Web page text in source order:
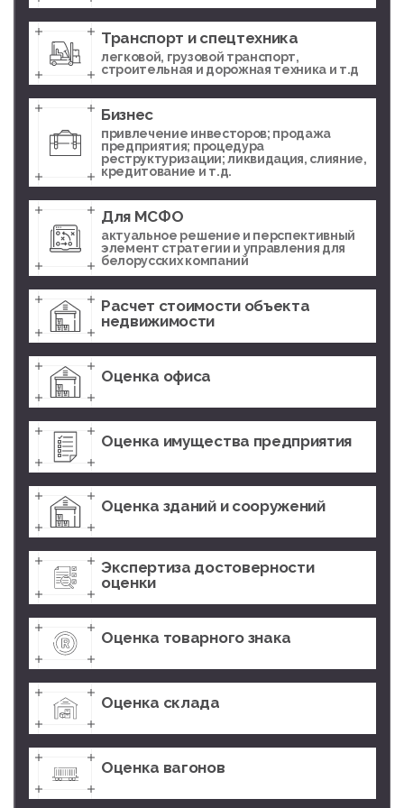
Транспорт и спецтехника
легковой, грузовой транспорт,
строительная и дорожная техника и т.д
Бизнес
привлечение инвесторов; продажа
предприятия; процедура
реструктуризации; ликвидация, слияние,
кредитование и т.д.
Для МСФО
актуальное решение и перспективный
элемент стратегии и управления для
белорусских компаний
Расчет стоимости объекта
недвижимости
Оценка офиса
Оценка имущества предприятия
Оценка зданий и сооружений
Экспертиза достоверности
оценки
Оценка товарного знака
Оценка склада
Оценка вагонов